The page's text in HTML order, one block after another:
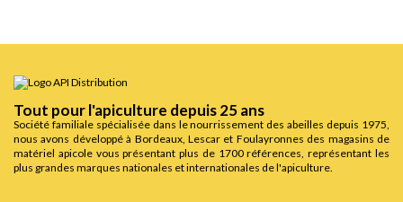
Tout pour l'apiculture depuis 25 ans
Société familiale spécialisée dans le nourrissement des abeilles depuis 1975,
nous avons développé à Bordeaux, Lescar et Foulayronnes des magasins de
matériel apicole vous présentant plus de 1700 références, représentant les
plus grandes marques nationales et internationales de l'apiculture.